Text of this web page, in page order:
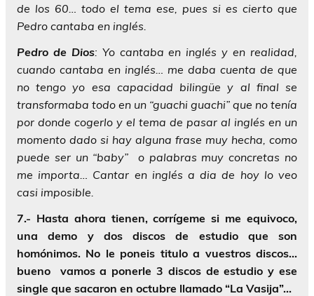
de los 60… todo el tema ese, pues si es cierto que
Pedro cantaba en inglés.
Pedro de Dios: Yo cantaba en inglés y en realidad,
cuando cantaba en inglés… me daba cuenta de que
no tengo yo esa capacidad bilingüe y al final se
transformaba todo en un “guachi guachi” que no tenía
por donde cogerlo y el tema de pasar al inglés en un
momento dado si hay alguna frase muy hecha, como
puede ser un “baby” o palabras muy concretas no
me importa… Cantar en inglés a dia de hoy lo veo
casi imposible.
7.- Hasta ahora tienen, corrígeme si me equivoco,
una demo y dos discos de estudio que son
homónimos. No le poneis titulo a vuestros discos…
bueno vamos a ponerle 3 discos de estudio y ese
single que sacaron en octubre llamado “La Vasija”…